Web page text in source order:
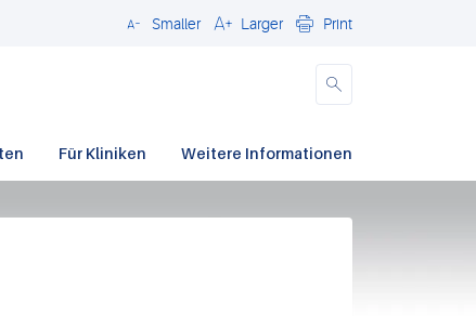
SchließenSmaller Larger Print
Für Kliniken Weitere Informationen